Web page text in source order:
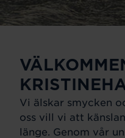
Vi älskar smycken
oss vill vi att
länge. Genom vår